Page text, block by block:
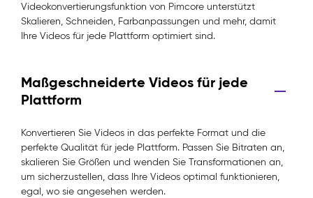
Videokonvertierungsfunktion von Pimcore unterstützt
Skalieren, Schneiden, Farbanpassungen und mehr, damit
Ihre Videos für jede Plattform optimiert sind.
Maßgeschneiderte Videos für jede
Plattform
Konvertieren Sie Videos in das perfekte Format und die
perfekte Qualität für jede Plattform. Passen Sie Bitraten an,
skalieren Sie Größen und wenden Sie Transformationen an,
um sicherzustellen, dass Ihre Videos optimal funktionieren,
egal, wo sie angesehen werden.